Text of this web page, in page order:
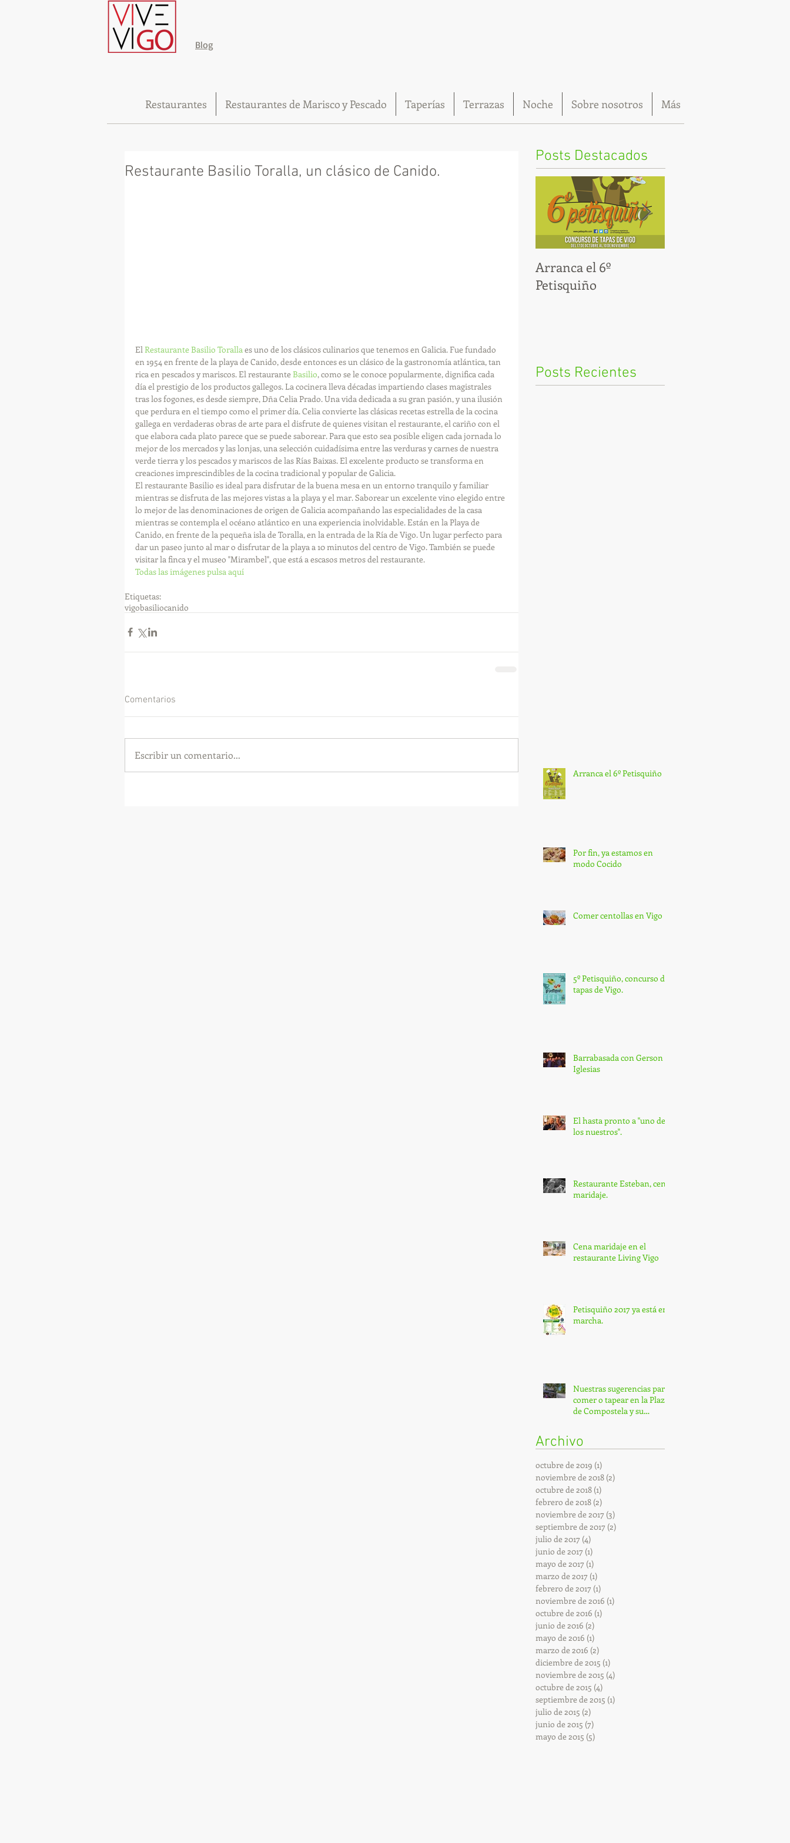
Blog
Restaurantes Restaurantes de Marisco y Pescado Taperías Terrazas Noche Sobre nosotros Más
Restaurante Basilio Toralla, un clásico de Canido.
El Restaurante Basilio Toralla es uno de los clásicos culinarios que tenemos en Galicia. Fue fundado
en 1954 en frente de la playa de Canido, desde entonces es un clásico de la gastronomía atlántica, tan
rica en pescados y mariscos. El restaurante Basilio, como se le conoce popularmente, dignifica cada
día el prestigio de los productos gallegos. La cocinera lleva décadas impartiendo clases magistrales
tras los fogones, es desde siempre, Dña Celia Prado. Una vida dedicada a su gran pasión, y una ilusión
que perdura en el tiempo como el primer día. Celia convierte las clásicas recetas estrella de la cocina
gallega en verdaderas obras de arte para el disfrute de quienes visitan el restaurante, el cariño con el
que elabora cada plato parece que se puede saborear. Para que esto sea posible eligen cada jornada lo
mejor de los mercados y las lonjas, una selección cuidadísima entre las verduras y carnes de nuestra
verde tierra y los pescados y mariscos de las Rías Baixas. El excelente producto se transforma en
creaciones imprescindibles de la cocina tradicional y popular de Galicia.
El restaurante Basilio es ideal para disfrutar de la buena mesa en un entorno tranquilo y familiar
mientras se disfruta de las mejores vistas a la playa y el mar. Saborear un excelente vino elegido entre
lo mejor de las denominaciones de origen de Galicia acompañando las especialidades de la casa
mientras se contempla el océano atlántico en una experiencia inolvidable. Están en la Playa de
Canido, en frente de la pequeña isla de Toralla, en la entrada de la Ría de Vigo. Un lugar perfecto para
dar un paseo junto al mar o disfrutar de la playa a 10 minutos del centro de Vigo. También se puede
visitar la finca y el museo "Mirambel", que está a escasos metros del restaurante.
Todas las imágenes pulsa aquí
Etiquetas:
vigobasiliocanido
Comentarios
Escribir un comentario...
Posts Destacados
Arranca el 6º
Petisquiño
Posts Recientes
Arranca el 6º Petisquiño
Por fin, ya estamos en
modo Cocido
Comer centollas en Vigo
5º Petisquiño, concurso de
tapas de Vigo.
Barrabasada con Gerson
Iglesias
El hasta pronto a "uno de
los nuestros".
Restaurante Esteban, cena
maridaje.
Cena maridaje en el
restaurante Living Vigo
Petisquiño 2017 ya está en
marcha.
Nuestras sugerencias para
comer o tapear en la Plaza
de Compostela y su
Archivo
octubre de 2019 (1)
noviembre de 2018 (2)
octubre de 2018 (1)
febrero de 2018 (2)
noviembre de 2017 (3)
septiembre de 2017 (2)
julio de 2017 (4)
junio de 2017 (1)
mayo de 2017 (1)
marzo de 2017 (1)
febrero de 2017 (1)
noviembre de 2016 (1)
octubre de 2016 (1)
junio de 2016 (2)
mayo de 2016 (1)
marzo de 2016 (2)
diciembre de 2015 (1)
noviembre de 2015 (4)
octubre de 2015 (4)
septiembre de 2015 (1)
julio de 2015 (2)
junio de 2015 (7)
mayo de 2015 (5)